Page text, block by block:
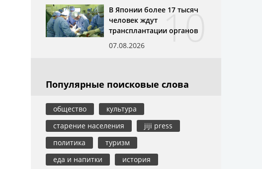
10
В Японии более 17 тысяч
человек ждут
трансплантации органов
07.08.2026
Популярные поисковые слова
общество
культура
старение населения
jiji press
политика
туризм
еда и напитки
история